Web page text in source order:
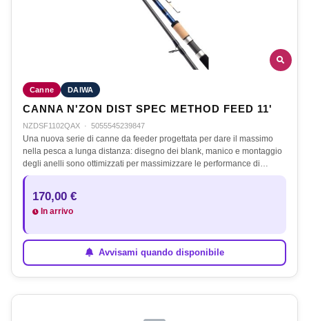
Canne DAIWA
CANNA N'ZON DIST SPEC METHOD FEED 11'
NZDSF1102QAX · 5055545239847
Una nuova serie di canne da feeder progettata per dare il massimo
nella pesca a lunga distanza: disegno dei blank, manico e montaggio
degli anelli sono ottimizzati per massimizzare le performance di…
170,00 €
In arrivo
Avvisami quando disponibile